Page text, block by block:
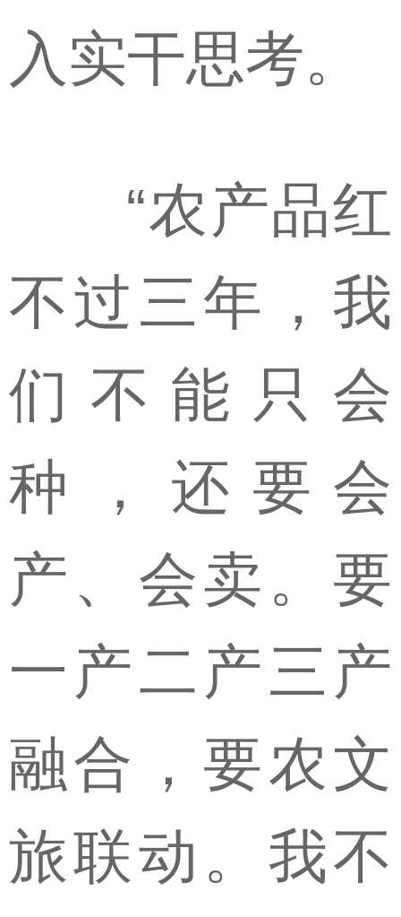
入实干思考。
“农产品红
不过三年，我
们不能只会
种，还要会
产、会卖。要
一产二产三产
融合，要农文
旅联动。我不